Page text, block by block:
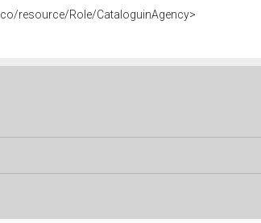
resource/Role/CataloguinAgency>